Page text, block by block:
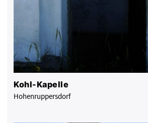
Kohl-Kapelle
Hohenruppersdorf